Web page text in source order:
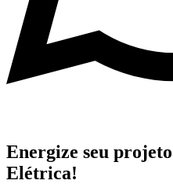
Energize seu
Elétrica!